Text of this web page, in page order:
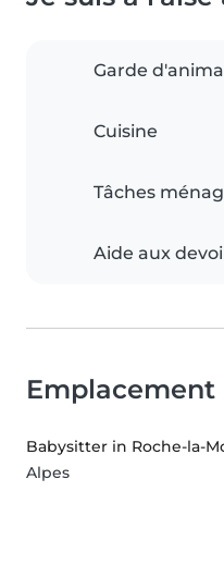
Garde
Cuisine
Tâches
Aide aux
Emplacement
Babysitter in Roche-la-
Alpes